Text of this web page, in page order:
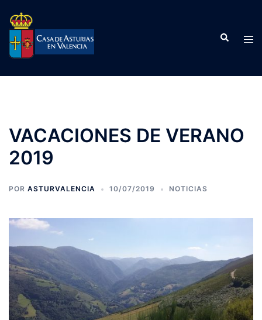
contenido
Buscar
VACACIONES DE VERANO
2019
POR ASTURVALENCIA 10/07/2019 NOTICIAS